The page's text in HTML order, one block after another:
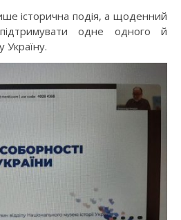
історична подія, а щоденний
одне одного й
Україну.